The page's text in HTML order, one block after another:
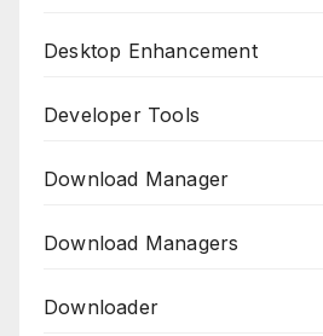
Desktop Enhancement
Developer Tools
Download Manager
Download Managers
Downloader